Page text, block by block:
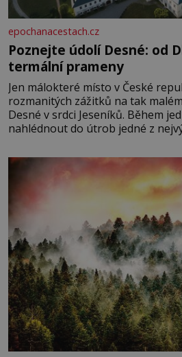
epochanacestach.cz
Poznejte údolí Desné: od
termální prameny
Jen málokteré místo v České
rozmanitých zážitků na tak
Desné v srdci Jeseníků. Během
nahlédnout do útrob jedné z
se na koloběžce a den zakončit
Velkých Losinách nebo v